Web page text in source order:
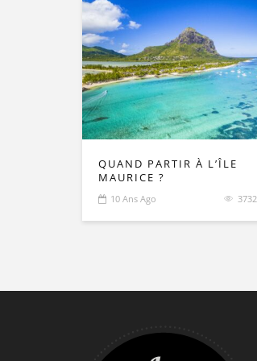
QUAND PARTIR À L’ÎLE
MAURICE ?
10 Ans Ago 3732